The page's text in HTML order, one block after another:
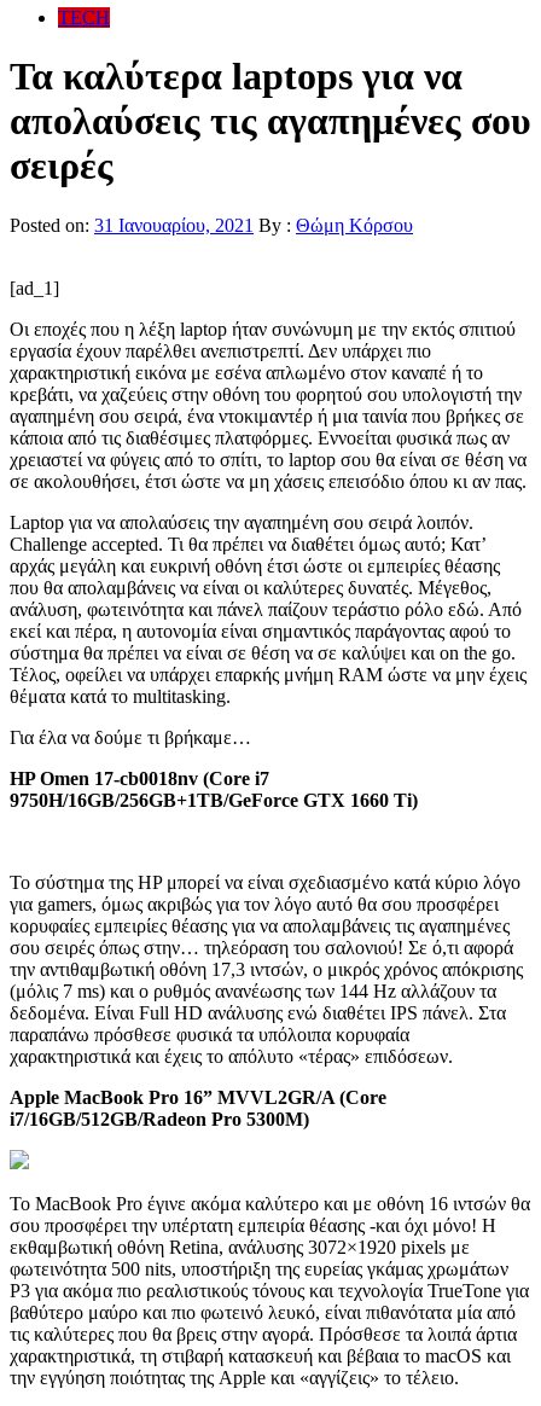
TECH
Τα καλύτερα laptops για να
απολαύσεις τις αγαπημένες σου
σειρές
Posted on: 31 Ιανουαρίου, 2021 By : Θώμη Κόρσου
[ad_1]
Οι εποχές που η λέξη laptop ήταν συνώνυμη με την εκτός σπιτιού
εργασία έχουν παρέλθει ανεπιστρεπτί. Δεν υπάρχει πιο
χαρακτηριστική εικόνα με εσένα απλωμένο στον καναπέ ή το
κρεβάτι, να χαζεύεις στην οθόνη του φορητού σου υπολογιστή την
αγαπημένη σου σειρά, ένα ντοκιμαντέρ ή μια ταινία που βρήκες σε
κάποια από τις διαθέσιμες πλατφόρμες. Εννοείται φυσικά πως αν
χρειαστεί να φύγεις από το σπίτι, το laptop σου θα είναι σε θέση να
σε ακολουθήσει, έτσι ώστε να μη χάσεις επεισόδιο όπου κι αν πας.
Laptop για να απολαύσεις την αγαπημένη σου σειρά λοιπόν.
Challenge accepted. Τι θα πρέπει να διαθέτει όμως αυτό; Κατ’
αρχάς μεγάλη και ευκρινή οθόνη έτσι ώστε οι εμπειρίες θέασης
που θα απολαμβάνεις να είναι οι καλύτερες δυνατές. Μέγεθος,
ανάλυση, φωτεινότητα και πάνελ παίζουν τεράστιο ρόλο εδώ. Από
εκεί και πέρα, η αυτονομία είναι σημαντικός παράγοντας αφού το
σύστημα θα πρέπει να είναι σε θέση να σε καλύψει και on the go.
Τέλος, οφείλει να υπάρχει επαρκής μνήμη RAM ώστε να μην έχεις
θέματα κατά το multitasking.
Για έλα να δούμε τι βρήκαμε…
HP Omen 17-cb0018nv (Core i7
9750H/16GB/256GB+1TB/GeForce GTX 1660 Ti)
Το σύστημα της HP μπορεί να είναι σχεδιασμένο κατά κύριο λόγο
για gamers, όμως ακριβώς για τον λόγο αυτό θα σου προσφέρει
κορυφαίες εμπειρίες θέασης για να απολαμβάνεις τις αγαπημένες
σου σειρές όπως στην… τηλεόραση του σαλονιού! Σε ό,τι αφορά
την αντιθαμβωτική οθόνη 17,3 ιντσών, ο μικρός χρόνος απόκρισης
(μόλις 7 ms) και ο ρυθμός ανανέωσης των 144 Hz αλλάζουν τα
δεδομένα. Είναι Full HD ανάλυσης ενώ διαθέτει IPS πάνελ. Στα
παραπάνω πρόσθεσε φυσικά τα υπόλοιπα κορυφαία
χαρακτηριστικά και έχεις το απόλυτο «τέρας» επιδόσεων.
Apple MacBook Pro 16” MVVL2GR/A (Core
i7/16GB/512GB/Radeon Pro 5300M)
Το MacBook Pro έγινε ακόμα καλύτερο και με οθόνη 16 ιντσών θα
σου προσφέρει την υπέρτατη εμπειρία θέασης -και όχι μόνο! Η
εκθαμβωτική οθόνη Retina, ανάλυσης 3072×1920 pixels με
φωτεινότητα 500 nits, υποστήριξη της ευρείας γκάμας χρωμάτων
P3 για ακόμα πιο ρεαλιστικούς τόνους και τεχνολογία TrueTone για
βαθύτερο μαύρο και πιο φωτεινό λευκό, είναι πιθανότατα μία από
τις καλύτερες που θα βρεις στην αγορά. Πρόσθεσε τα λοιπά άρτια
χαρακτηριστικά, τη στιβαρή κατασκευή και βέβαια το macOS και
την εγγύηση ποιότητας της Apple και «αγγίζεις» το τέλειο.